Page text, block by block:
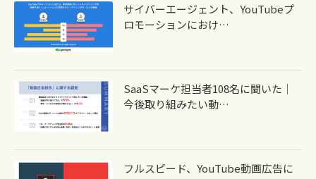
サイバーエージェント、YouTubeプ
ロモーションにおけ…
SaaSマーケ担当者108名に聞いた｜
今後取り組みたい動…
フルスピード、YouTube動画広告に